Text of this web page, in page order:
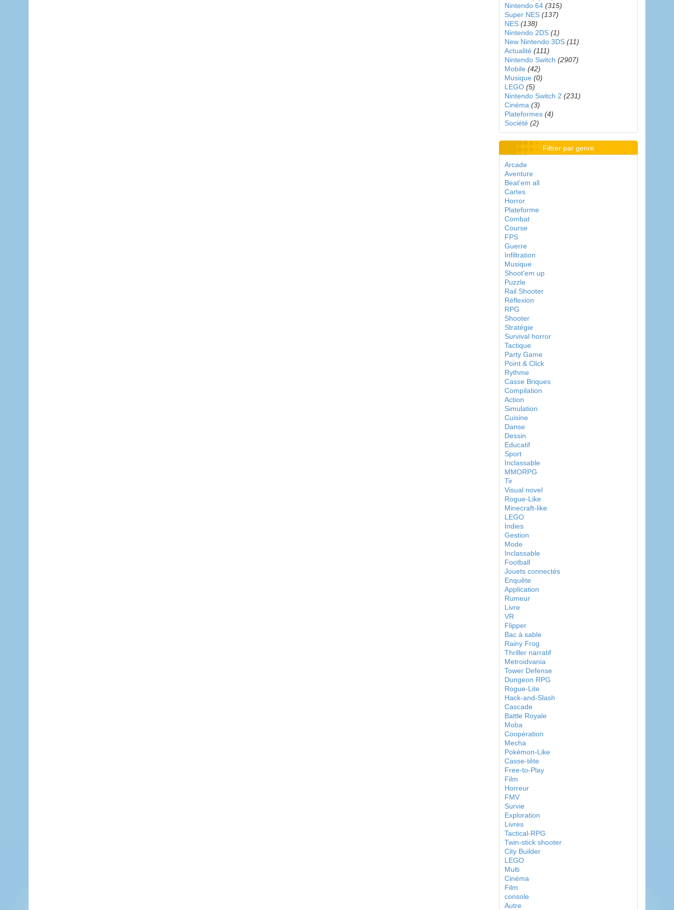
Nintendo 64 (315)
Super NES (137)
NES (138)
Nintendo 2DS (1)
New Nintendo 3DS (11)
Actualité (111)
Nintendo Switch (2907)
Mobile (42)
Musique (0)
LEGO (5)
Nintendo Switch 2 (231)
Cinéma (3)
Plateformes (4)
Société (2)
Filtrer par genre
Arcade
Aventure
Beat'em all
Cartes
Horror
Plateforme
Combat
Course
FPS
Guerre
Infiltration
Musique
Shoot'em up
Puzzle
Rail Shooter
Réflexion
RPG
Shooter
Stratégie
Survival horror
Tactique
Party Game
Point & Click
Rythme
Casse Briques
Compilation
Action
Simulation
Cuisine
Danse
Dessin
Educatif
Sport
Inclassable
MMORPG
Tir
Visual novel
Rogue-Like
Minecraft-like
LEGO
Indies
Gestion
Mode
Inclassable
Football
Jouets connectés
Enquête
Application
Rumeur
Livre
VR
Flipper
Bac à sable
Rainy Frog
Thriller narratif
Metroidvania
Tower Defense
Dungeon RPG
Rogue-Lite
Hack-and-Slash
Cascade
Battle Royale
Moba
Coopération
Mecha
Pokémon-Like
Casse-tête
Free-to-Play
Film
Horreur
FMV
Survie
Exploration
Livres
Tactical-RPG
Twin-stick shooter
City Builder
LEGO
Multi
Cinéma
Film
console
Autre